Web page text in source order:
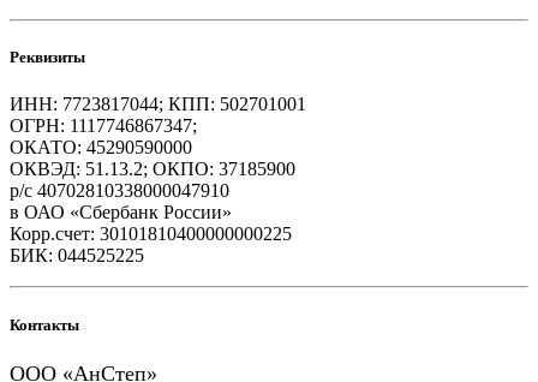
Реквизиты
ИНН: 7723817044; КПП: 502701001
ОГРН: 1117746867347;
ОКАТО: 45290590000
ОКВЭД: 51.13.2; ОКПО: 37185900
р/с 40702810338000047910
в ОАО «Сбербанк России»
Корр.счет: 30101810400000000225
БИК: 044525225
Контакты
ООО «АнСтеп»